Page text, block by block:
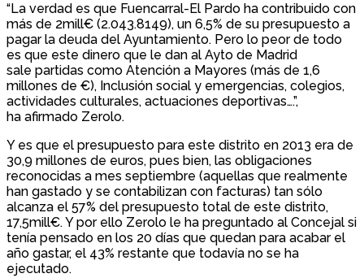
“La verdad es que Fuencarral-El Pardo ha contribuido con
más de 2mill€ (2.043.8149), un 6,5% de su presupuesto a
pagar la deuda del Ayuntamiento. Pero lo peor de todo
es que este dinero que le dan al Ayto de Madrid
sale partidas como Atención a Mayores (más de 1,6
millones de €), Inclusión social y emergencias, colegios,
actividades culturales, actuaciones deportivas….”,
ha afirmado Zerolo.
Y es que el presupuesto para este distrito en 2013 era de
30,9 millones de euros, pues bien, las obligaciones
reconocidas a mes septiembre (aquellas que realmente
han gastado y se contabilizan con facturas) tan sólo
alcanza el 57% del presupuesto total de este distrito,
17,5mill€. Y por ello Zerolo le ha preguntado al Concejal si
tenía pensado en los 20 días que quedan para acabar el
año gastar, el 43% restante que todavía no se ha
ejecutado.